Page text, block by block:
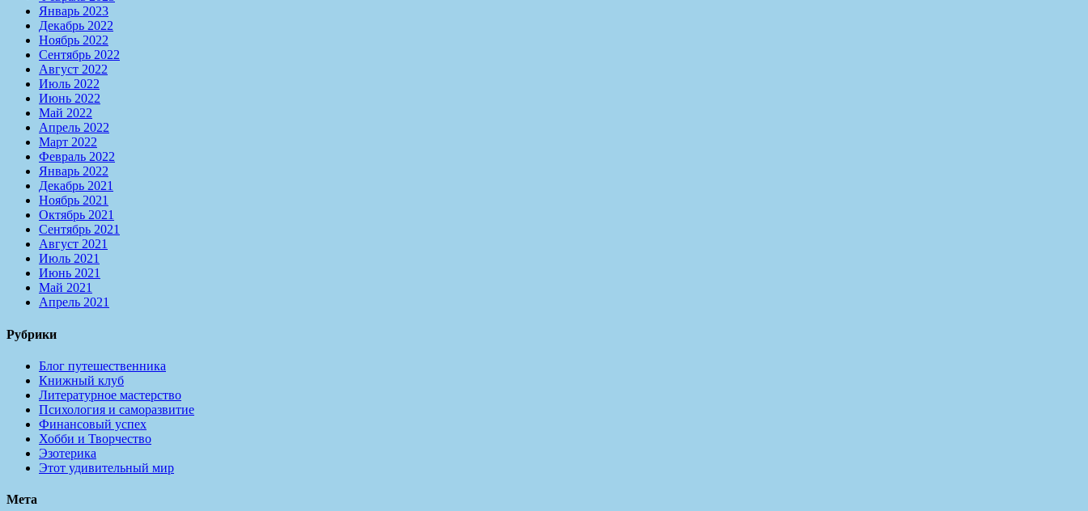
Январь 2023
Декабрь 2022
Ноябрь 2022
Сентябрь 2022
Август 2022
Июль 2022
Июнь 2022
Май 2022
Апрель 2022
Март 2022
Февраль 2022
Январь 2022
Декабрь 2021
Ноябрь 2021
Октябрь 2021
Сентябрь 2021
Август 2021
Июль 2021
Июнь 2021
Май 2021
Апрель 2021
Рубрики
Блог путешественника
Книжный клуб
Литературное мастерство
Психология и саморазвитие
Финансовый успех
Хобби и Творчество
Эзотерика
Этот удивительный мир
Мета